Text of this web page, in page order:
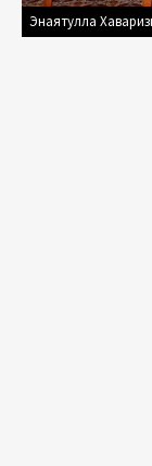
Энаятулла